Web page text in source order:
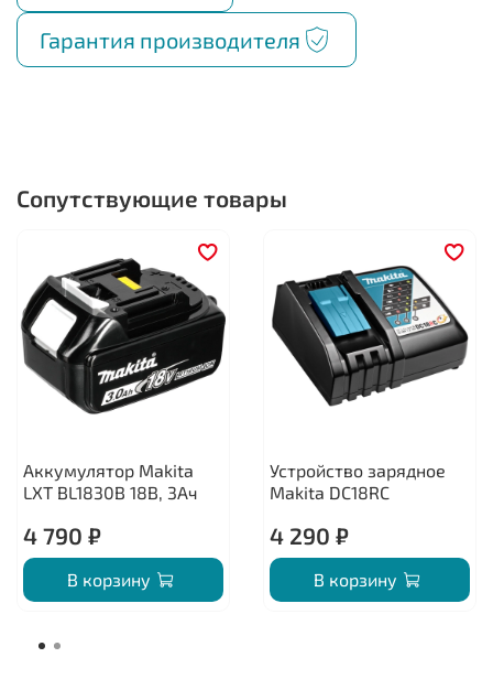
Гарантия производителя
Сопутствующие товары
Аккумулятор Makita
LXT BL1830B 18В, 3Ач
4 790 ₽
В корзину
Устройство зарядное
Makita DC18RC
4 290 ₽
В корзину